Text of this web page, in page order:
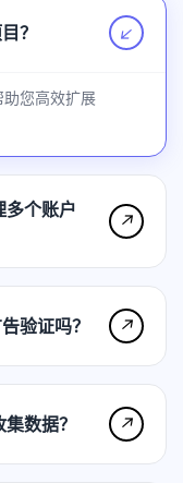
？ ↗
您高效扩展
多个账户
↗
验证吗？ ↗
数据？ ↗